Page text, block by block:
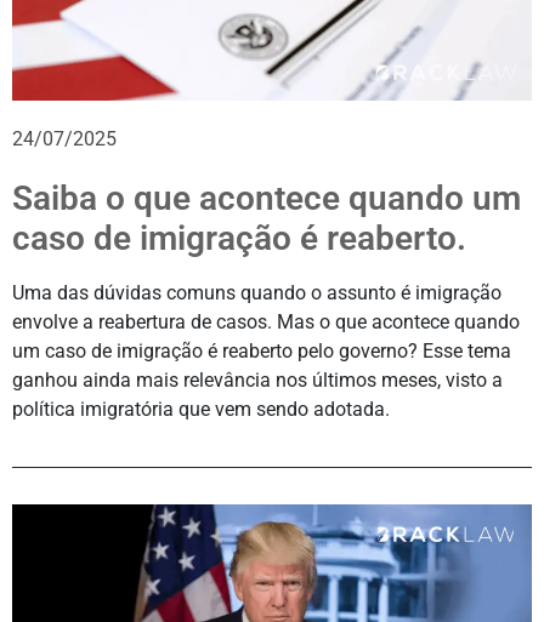
24/07/2025
Saiba o que acontece quando um
caso de imigração é reaberto.
Uma das dúvidas comuns quando o assunto é imigração
envolve a reabertura de casos. Mas o que acontece quando
um caso de imigração é reaberto pelo governo? Esse tema
ganhou ainda mais relevância nos últimos meses, visto a
política imigratória que vem sendo adotada.